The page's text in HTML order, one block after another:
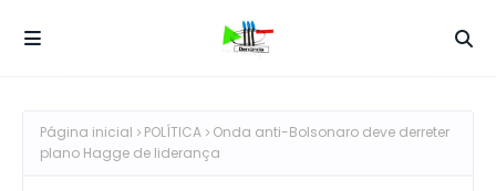
Página inicial POLÍTICA
Onda anti-Bolsonaro deve derreter
plano Hagge de liderança